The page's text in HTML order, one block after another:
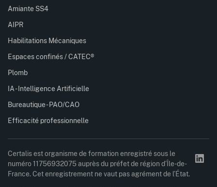
Amiante SS4
AIPR
Habilitations Mécaniques
Espaces confinés / CATEC®
Plomb
IA - Intelligence Artificielle
Bureautique - PAO/CAO
Efficacité professionnelle
Certalis est organisme de formation enregistré sous le
numéro 11756932075 auprès du préfet de région d’Île-de-
France. Cet enregistrement ne vaut pas agrément de l’État.